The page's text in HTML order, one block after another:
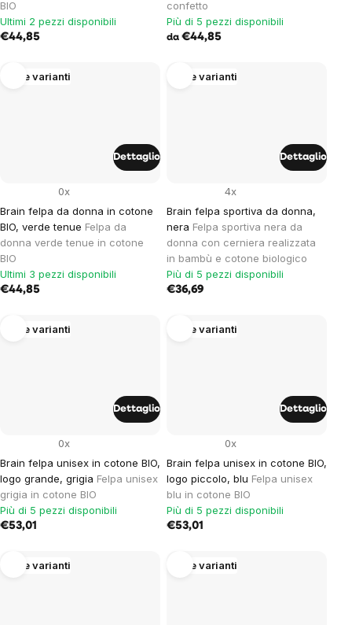
BIO
Ultimi 2 pezzi disponibili
€44,85
confetto
Più di 5 pezzi disponibili
da €44,85
Altre varianti
Brain felpa da donna in cotone
BIO, verde tenue Felpa da
donna verde tenue in cotone
BIO
0x
Ultimi 3 pezzi disponibili
€44,85
Dettaglio
Altre varianti
Brain felpa sportiva da donna,
nera Felpa sportiva nera da
donna con cerniera realizzata
in bambù e cotone biologico
4x
Più di 5 pezzi disponibili
€36,69
Dettaglio
Altre varianti
Brain felpa unisex in cotone BIO,
logo grande, grigia Felpa unisex
grigia in cotone BIO
0x
Più di 5 pezzi disponibili
€53,01
Dettaglio
Altre varianti
Brain felpa unisex in cotone BIO,
logo piccolo, blu Felpa unisex
blu in cotone BIO
0x
Più di 5 pezzi disponibili
€53,01
Dettaglio
Altre varianti Altre varianti